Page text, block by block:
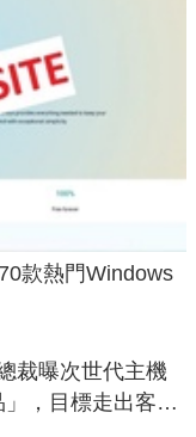
款熱門Windows
裁曝次世代主機
」，目標走出客